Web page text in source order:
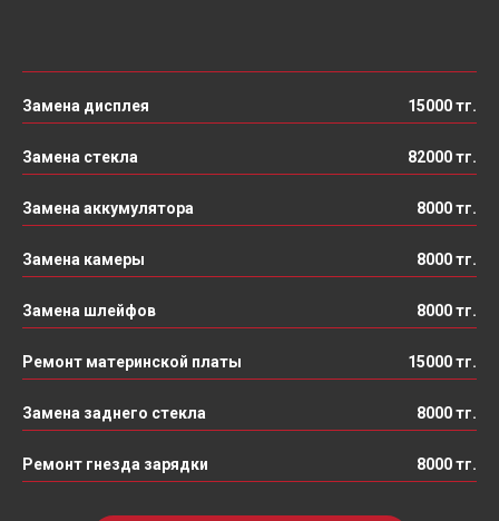
Замена дисплея 15000 тг.
Замена стекла 82000 тг.
Замена аккумулятора 8000 тг.
Замена камеры 8000 тг.
Замена шлейфов 8000 тг.
Ремонт материнской платы 15000 тг.
Замена заднего стекла 8000 тг.
Ремонт гнезда зарядки 8000 тг.